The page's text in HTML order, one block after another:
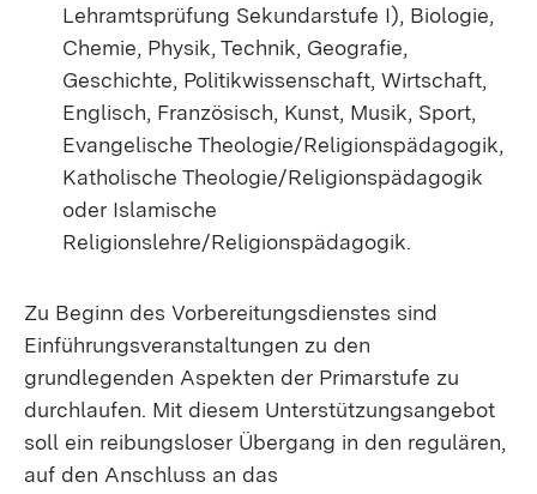
Lehramtsprüfung Sekundarstufe I), Biologie,
Chemie, Physik, Technik, Geografie,
Geschichte, Politikwissenschaft, Wirtschaft,
Englisch, Französisch, Kunst, Musik, Sport,
Evangelische Theologie/Religionspädagogik,
Katholische Theologie/Religionspädagogik
oder Islamische
Religionslehre/Religionspädagogik.
Zu Beginn des Vorbereitungsdienstes sind
Einführungsveranstaltungen zu den
grundlegenden Aspekten der Primarstufe zu
durchlaufen. Mit diesem Unterstützungsangebot
soll ein reibungsloser Übergang in den regulären,
auf den Anschluss an das